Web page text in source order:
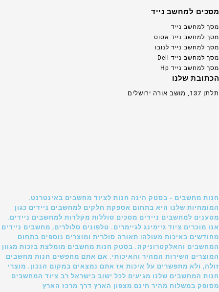
מסכים למחשב נייד
מסך למחשב נייד
מסך למחשב נייד אסוס
מסך למחשב נייד לנובו
מסך למחשב נייד Dell
מסך למחשב נייד Hp
הכתובת שלנו
תלתן 137, מושב אורה ירושלים
חנות מחשבים - בסטק הינה חנות לציוד מחשבים באינטרנט.
המומחיות שלנו היא בתחום אספקת חלקים למחשבים ניידים כגון
מטענים למחשבים ניידים מסכים סוללות מקלדות למחשבים ניידים.
אנו מוכרים ציוד גיימינג לגיימרים. טלפונים סלולרים, מחשבים ניידים
מחודשים באיכות מעולה! תאורה סולרית ומוצרים נוספים בתחום
המחשבים והאלקטרוניקה. בסטק חנות מחשבים מומלצת בזכות מגוון
המוצרים השירות המהיר והאיכותי. אם אתם מחפשים חנות מחשבים
זולה, ולא מתפשרים על איכות אז אתם נמצאים במקום הנכון. מוצרי
חנות המחשבים שלנו מגיעים לכל ישוב בישראל רב ציוד המחשבים
מסופק במשלוח מהיר חינם מצפון הארץ דרך מרכז הארץ